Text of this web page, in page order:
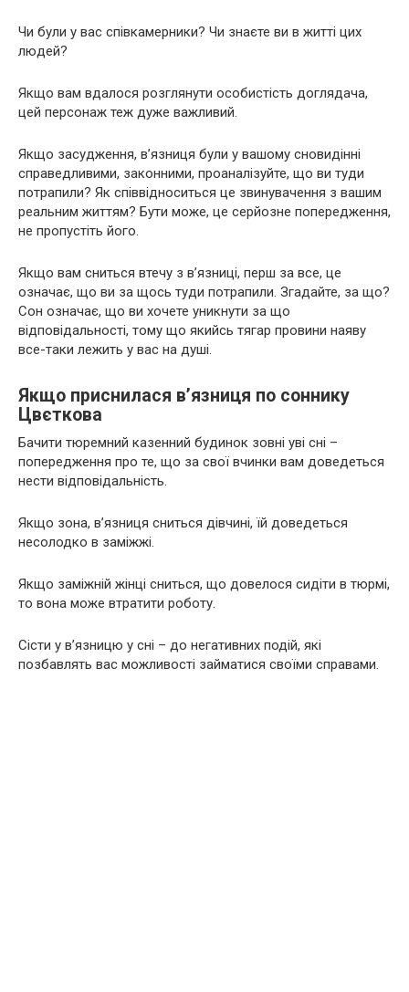
Чи були у вас співкамерники? Чи знаєте ви в житті цих
людей?
Якщо вам вдалося розглянути особистість доглядача,
цей персонаж теж дуже важливий.
Якщо засудження, в’язниця були у вашому сновидінні
справедливими, законними, проаналізуйте, що ви туди
потрапили? Як співвідноситься це звинувачення з вашим
реальним життям? Бути може, це серйозне попередження,
не пропустіть його.
Якщо вам сниться втечу з в’язниці, перш за все, це
означає, що ви за щось туди потрапили. Згадайте, за що?
Сон означає, що ви хочете уникнути за що
відповідальності, тому що якийсь тягар провини наяву
все-таки лежить у вас на душі.
Якщо приснилася в’язниця по соннику
Цвєткова
Бачити тюремний казенний будинок зовні уві сні –
попередження про те, що за свої вчинки вам доведеться
нести відповідальність.
Якщо зона, в’язниця сниться дівчині, їй доведеться
несолодко в заміжжі.
Якщо заміжній жінці сниться, що довелося сидіти в тюрмі,
то вона може втратити роботу.
Сісти у в’язницю у сні – до негативних подій, які
позбавлять вас можливості займатися своїми справами.